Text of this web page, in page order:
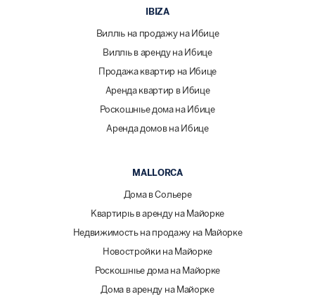
IBIZA
Виллы на продажу на Ибице
Виллы в аренду на Ибице
Продажа квартир на Ибице
Аренда квартир в Ибице
Роскошные дома на Ибице
Аренда домов на Ибице
MALLORCA
Дома в Сольере
Квартиры в аренду на Майорке
Недвижимость на продажу на Майорке
Новостройки на Майорке
Роскошные дома на Майорке
Дома в аренду на Майорке